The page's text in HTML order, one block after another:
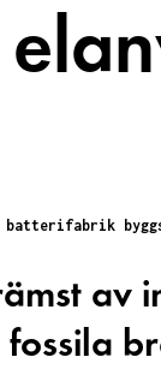
batterifabrik
av